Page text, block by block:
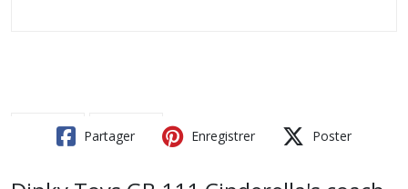
Partager Enregistrer Poster